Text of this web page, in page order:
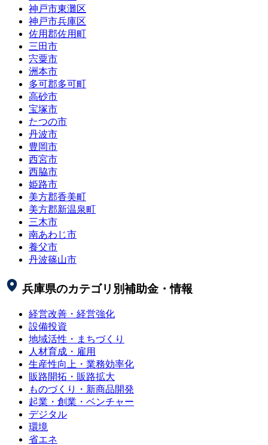
神戸市東灘区
神戸市兵庫区
佐用郡佐用町
三田市
宍粟市
洲本市
多可郡多可町
高砂市
宝塚市
たつの市
丹波市
豊岡市
西宮市
西脇市
姫路市
美方郡香美町
美方郡新温泉町
三木市
南あわじ市
養父市
丹波篠山市
兵庫県のカテゴリ別補助金・情報
経営改善・経営強化
設備投資
地域活性・まちづくり
人材育成・雇用
生産性向上・業務効率化
販路開拓・販路拡大
ものづくり・新商品開発
起業・創業・ベンチャー
デジタル
環境
省エネ